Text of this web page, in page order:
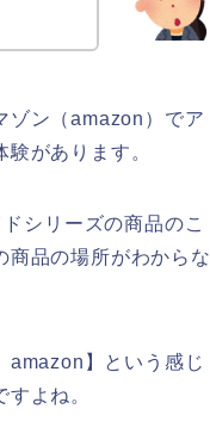
ゾン（amazon）でア
があります。
シリーズの商品のこ
商品の場所がわからな
】という感じ
よね。